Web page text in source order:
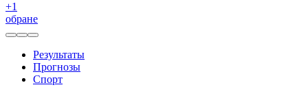
+1
обране
Результаты
Прогнозы
Спорт